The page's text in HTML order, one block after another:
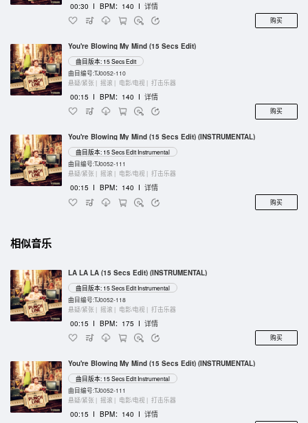
00:30 I BPM：140 I 详情
购买
You're Blowing My Mind (15 Secs Edit)
曲目版本: 15 Secs Edit
曲目编号:TJ0052-110
悬疑/紧张 | 摇滚 | 电影/电视 | 打击乐器
00:15 I BPM：140 I 详情
购买
You're Blowing My Mind (15 Secs Edit) (INSTRUMENTAL)
曲目版本: 15 Secs Edit Instrumental
曲目编号:TJ0052-111
悬疑/紧张 | 摇滚 | 电影/电视 | 打击乐器
00:15 I BPM：140 I 详情
购买
相似音乐
LA LA LA (15 Secs Edit) (INSTRUMENTAL)
曲目版本: 15 Secs Edit Instrumental
曲目编号:TJ0052-118
悬疑/紧张 | 摇滚 | 电影/电视 | 打击乐器
00:15 I BPM：175 I 详情
购买
You're Blowing My Mind (15 Secs Edit) (INSTRUMENTAL)
曲目版本: 15 Secs Edit Instrumental
曲目编号:TJ0052-111
悬疑/紧张 | 摇滚 | 电影/电视 | 打击乐器
00:15 I BPM：140 I 详情